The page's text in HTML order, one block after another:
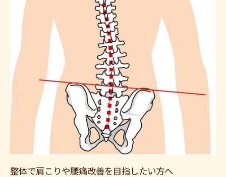
整体で肩こりや腰痛改善を目指したい方へ